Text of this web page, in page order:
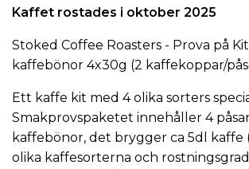
Kaffet rostades i oktober 2025
Stoked Coffee Roasters - Prova på
kaffebönor 4x30g (2 kaffekoppar/
Ett kaffe kit med 4 olika sorters
Smakprovspaketet innehåller 4
kaffebönor, det brygger ca 5dl kaffe
olika kaffesorterna och